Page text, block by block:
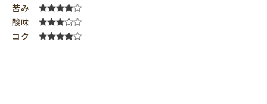
苦み
酸味
コク